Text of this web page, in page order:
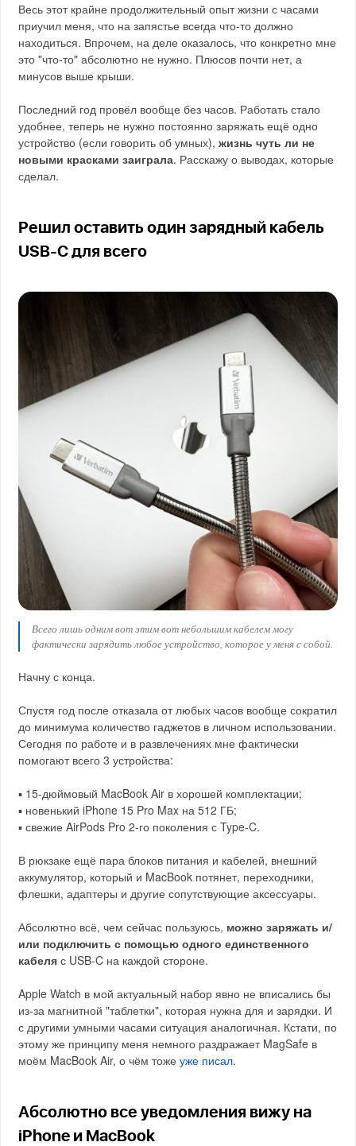
Весь этот крайне продолжительный опыт жизни с часами
приучил меня, что на запястье всегда что-то должно
находиться. Впрочем, на деле оказалось, что конкретно мне
это "что-то" абсолютно не нужно. Плюсов почти нет, а
минусов выше крыши.
Последний год провёл вообще без часов. Работать стало
удобнее, теперь не нужно постоянно заряжать ещё одно
устройство (если говорить об умных),жизнь чуть ли не
новыми красками заиграла. Расскажу о выводах, которые
сделал.
Решил оставить один зарядный кабель
USB-C для всего
Всего лишь одним вот этим вот небольшим кабелем могу
фактически зарядить любое устройство, которое у меня с собой.
Начну с конца.
Спустя год после отказала от любых часов вообще сократил
до минимума количество гаджетов в личном использовании.
Сегодня по работе и в развлечениях мне фактически
помогают всего 3 устройства:
▪ 15-дюймовый MacBook Air в хорошей комплектации;
▪ новенький iPhone 15 Pro Max на 512 ГБ;
▪ свежие AirPods Pro 2-го поколения с Type-C.
В рюкзаке ещё пара блоков питания и кабелей, внешний
аккумулятор, который и MacBook потянет, переходники,
флешки, адаптеры и другие сопутствующие аксессуары.
Абсолютно всё, чем сейчас пользуюсь, можно заряжать и/
или подключить с помощью одного единственного
кабеля с USB-C на каждой стороне.
Apple Watch в мой актуальный набор явно не вписались бы
из-за магнитной "таблетки", которая нужна для и зарядки. И
с другими умными часами ситуация аналогичная. Кстати, по
этому же принципу меня немного раздражает MagSafe в
моём MacBook Air, о чём тожеуже писал.
Абсолютно все уведомления вижу на
iPhone и MacBook